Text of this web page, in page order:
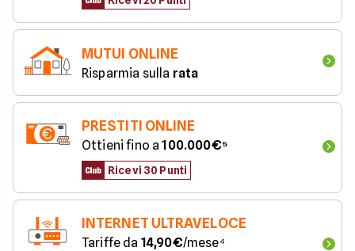
MUTUI ONLINE
Risparmia sulla rata
PRESTITI ONLINE
Ottieni fino a 100.000€⁵
Ricevi 30 Punti
INTERNET ULTRAVELOCE
Tariffe da 14,90€/mese⁴